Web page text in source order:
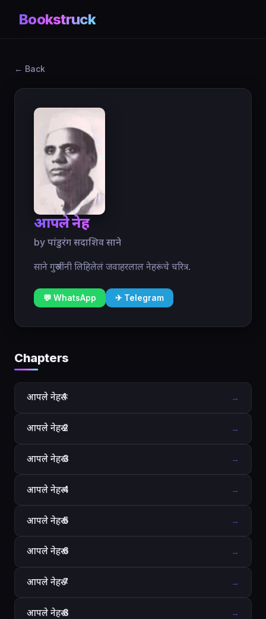
Bookstruck
← Back
आपले नेहरू
by पांडुरंग सदाशिव साने
साने गुरुजींनी लिहिलेलं जवाहरलाल नेहरूंचे चरित्र.
💬 WhatsApp ✈ Telegram
Chapters
आपले नेहरू 1 →
आपले नेहरू 2 →
आपले नेहरू 3 →
आपले नेहरू 4 →
आपले नेहरू 5 →
आपले नेहरू 6 →
आपले नेहरू 7 →
आपले नेहरू 8 →